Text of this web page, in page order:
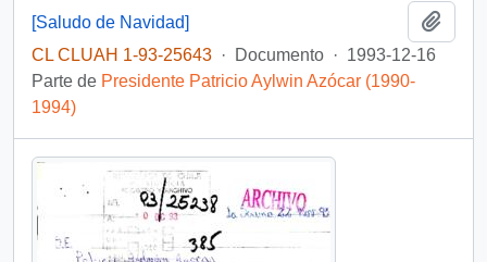
[Saludo de Navidad]
CL CLUAH 1-93-25643 · Documento · 1993-12-16
Parte de Presidente Patricio Aylwin Azócar (1990-
1994)